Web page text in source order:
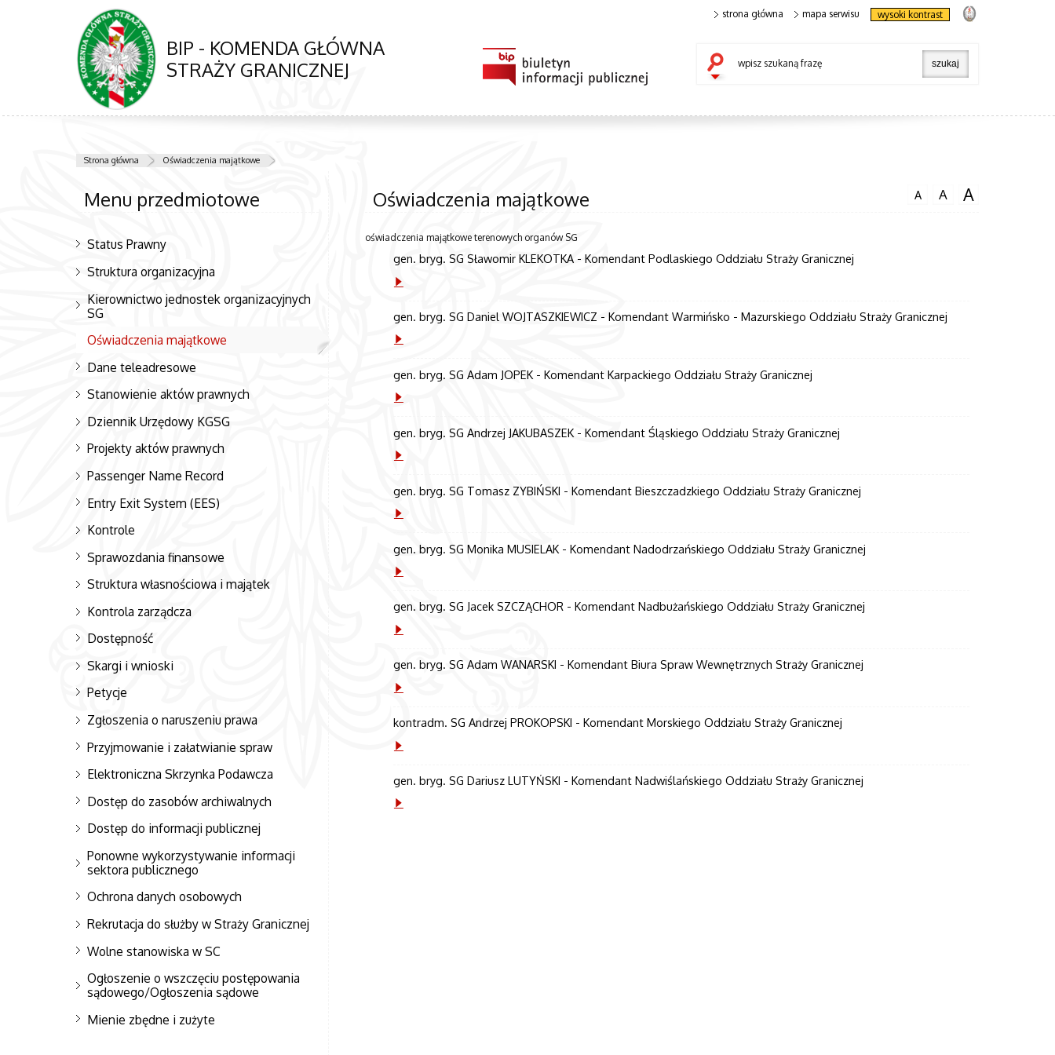
BIP - KOMENDA GŁÓWNA
STRAŻY GRANICZNEJ
strona główna mapa serwisu wysoki kontrast
wpisz szukaną frazę
Strona główna Oświadczenia majątkowe
Menu przedmiotowe
Status Prawny
Struktura organizacyjna
Kierownictwo jednostek organizacyjnych
SG
Oświadczenia majątkowe
Dane teleadresowe
Stanowienie aktów prawnych
Dziennik Urzędowy KGSG
Projekty aktów prawnych
Passenger Name Record
Entry Exit System (EES)
Kontrole
Sprawozdania finansowe
Struktura własnościowa i majątek
Kontrola zarządcza
Dostępność
Skargi i wnioski
Petycje
Zgłoszenia o naruszeniu prawa
Przyjmowanie i załatwianie spraw
Elektroniczna Skrzynka Podawcza
Dostęp do zasobów archiwalnych
Dostęp do informacji publicznej
Ponowne wykorzystywanie informacji
sektora publicznego
Ochrona danych osobowych
Rekrutacja do służby w Straży Granicznej
Wolne stanowiska w SC
Ogłoszenie o wszczęciu postępowania
sądowego/Ogłoszenia sądowe
Mienie zbędne i zużyte
Oświadczenia majątkowe A A A
oświadczenia majątkowe terenowych organów SG
gen. bryg. SG Sławomir KLEKOTKA - Komendant Podlaskiego Oddziału Straży Granicznej
gen. bryg. SG Daniel WOJTASZKIEWICZ - Komendant Warmińsko - Mazurskiego Oddziału Straży Granicznej
gen. bryg. SG Adam JOPEK - Komendant Karpackiego Oddziału Straży Granicznej
gen. bryg. SG Andrzej JAKUBASZEK - Komendant Śląskiego Oddziału Straży Granicznej
gen. bryg. SG Tomasz ZYBIŃSKI - Komendant Bieszczadzkiego Oddziału Straży Granicznej
gen. bryg. SG Monika MUSIELAK - Komendant Nadodrzańskiego Oddziału Straży Granicznej
gen. bryg. SG Jacek SZCZĄCHOR - Komendant Nadbużańskiego Oddziału Straży Granicznej
gen. bryg. SG Adam WANARSKI - Komendant Biura Spraw Wewnętrznych Straży Granicznej
kontradm. SG Andrzej PROKOPSKI - Komendant Morskiego Oddziału Straży Granicznej
gen. bryg. SG Dariusz LUTYŃSKI - Komendant Nadwiślańskiego Oddziału Straży Granicznej